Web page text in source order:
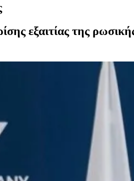
εξαιτίας της